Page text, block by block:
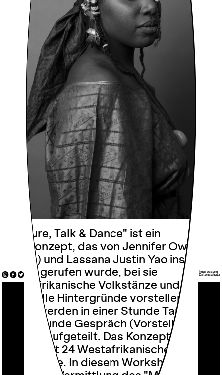
"Culture, Talk & Dance" ist ein
Kurskonzept, das von Jennifer Owusu
(Jniifa) und Lassana Justin Yao ins
Leben gerufen wurde, bei sie
westafrikanische Volkstänze und deren
kulturelle Hintergründe vorstellen. Die
Kurse werden in einer Stunde Tanz und
einer Stunde Gespräch (Vorstellung des
Volkes) aufgeteilt. Das Konzept umfasst
insgesamt 24 Westafrikanische
Volkstänze. In diesem Workshop wird
Impressum
Datenschutz